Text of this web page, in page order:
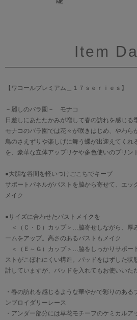
Item
【ワコールプレミアム＿１７ｓｅｒｉｅｓ】
－麗しのバラ園－ モナコ
日差しにあたたかみが増して春の訪れを感じる
モナコのバラ園では花々が咲きはじめ、やわら
鳥のさえずりや楽しげに舞う蝶が出迎えてくれ
を、豪華な立体アップリケや多色使いのプリン
●大胆な谷間を軽いつけごこちでキープ
サポートパネルがバストを脇から寄せて、エッ
メイク
●サイズに合わせたバストメイクを
＜（Ｃ・Ｄ）カップ＞…脇寄せしながら、厚
ームをアップ。高さのあるバストもメイク
＜（Ｅ～Ｇ）カップ＞…脇をしっかりサポー
ストがこぼれにくい構造。パッドをはずした状
計していますが、パッドを入れてもお使いいた
・春の訪れを感じるような華やかで彩りのあ
ンブロイダリーレース
・アンダー部分には草花モチーフのケミカル